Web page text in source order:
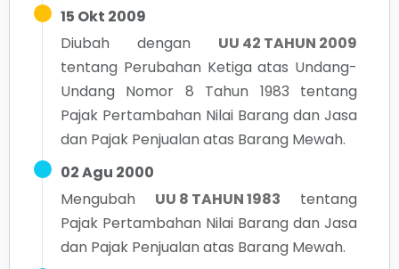
15 Okt 2009
Diubah dengan
UU 42 TAHUN 2009
tentang Perubahan Ketiga atas Undang-
Undang Nomor 8 Tahun 1983 tentang
Pajak Pertambahan Nilai Barang dan Jasa
dan Pajak Penjualan atas Barang Mewah.
02 Agu 2000
Mengubah
UU 8 TAHUN 1983
tentang
Pajak Pertambahan Nilai Barang dan Jasa
dan Pajak Penjualan atas Barang Mewah.